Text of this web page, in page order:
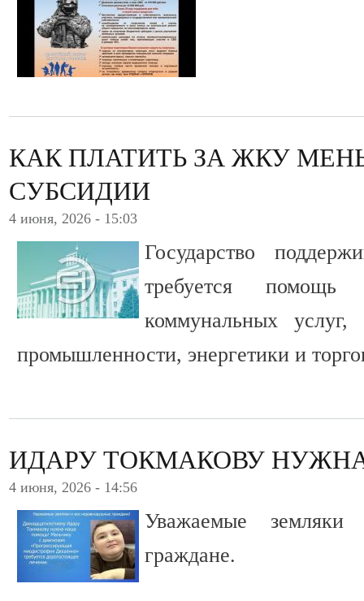
КАК ПЛАТИТЬ ЗА ЖКУ
СУБСИДИИ
4 июня, 2026 - 15:03
Государство
требуется
коммунальных услуг,
промышленности, энергетики и
ИДАРУ ТОКМАКОВУ
4 июня, 2026 - 14:56
Уважаемые
граждане.